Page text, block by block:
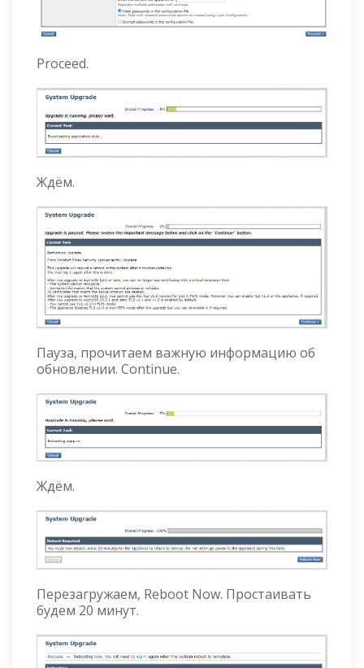
Proceed.
Ждём.
Пауза, прочитаем важную информацию об
обновлении. Continue.
Ждём.
Перезагружаем, Reboot Now. Простаивать
будем 20 минут.